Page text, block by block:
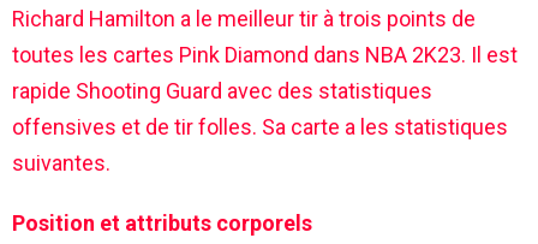
Richard Hamilton a le meilleur tir à trois points de
toutes les cartes Pink Diamond dans NBA 2K23. Il est
rapide Shooting Guard avec des statistiques
offensives et de tir folles. Sa carte a les statistiques
suivantes.
Position et attributs corporels